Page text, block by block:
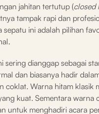
jahitan tertutup (closed
tampak rapi dan
sepatu ini adalah pilihan
sering dianggap sebagai
dan biasanya hadir
coklat. Warna hitam klasik
kuat. Sementara warna
untuk menghadiri acara